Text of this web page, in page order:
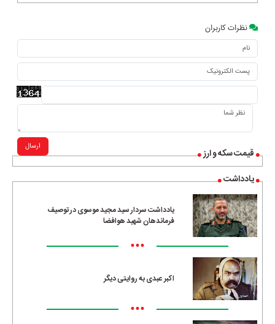
قیمت سکه و ارز
یادداشت
یادداشت سردار سید مجید موسوی در توصیف
فرماندهان شهید هوافضا
•••
اکبر عبدی به روایتی دیگر
•••
نظرات کاربران
ارسال